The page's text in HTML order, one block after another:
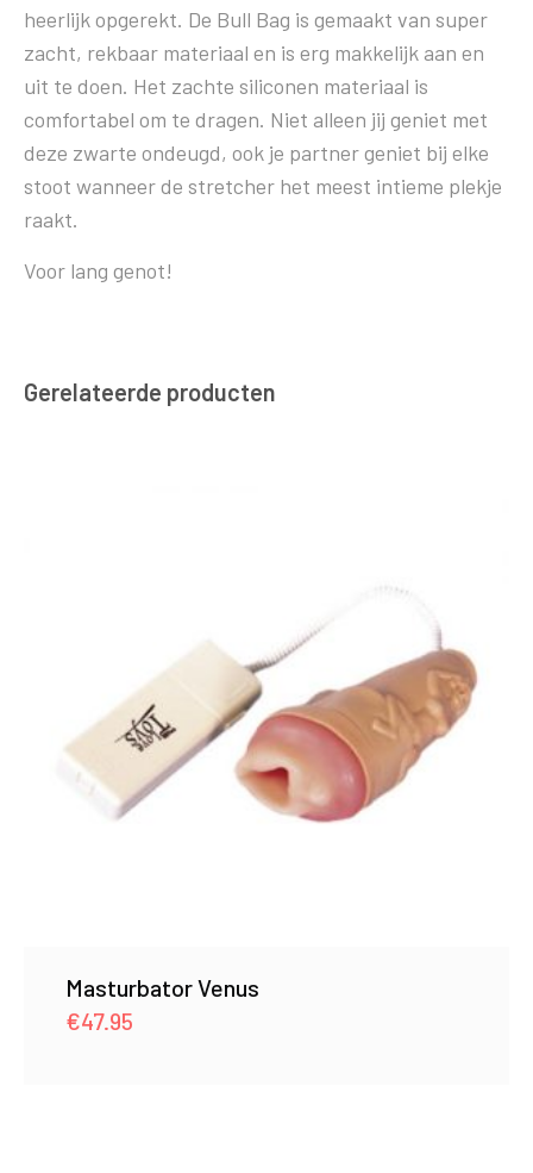
heerlijk opgerekt. De Bull Bag is gemaakt van super
zacht, rekbaar materiaal en is erg makkelijk aan en
uit te doen. Het zachte siliconen materiaal is
comfortabel om te dragen. Niet alleen jij geniet met
deze zwarte ondeugd, ook je partner geniet bij elke
stoot wanneer de stretcher het meest intieme plekje
raakt.
Voor lang genot!
Gerelateerde producten
Masturbator Venus
€47.95